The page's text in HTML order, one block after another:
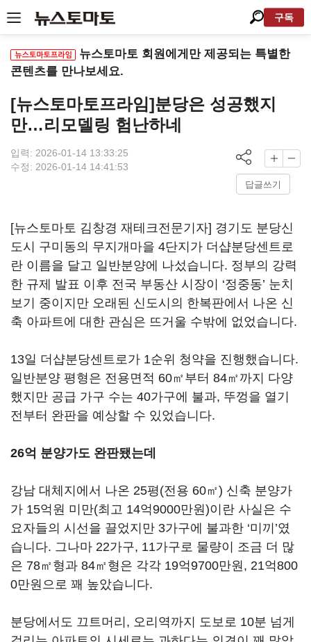
구독
뉴스토마토 회원에게만 제공되는 특별한
콘텐츠를 만나보세요.
[뉴스토마토프라임]분당은 성공했지
만…리모델링 험난하네
입력: 2026-01-14 13:33:25
수정: 2026-01-14 14:41:53
답글쓰기
[뉴스토마토 김창경 재테크전문기자] 경기도 분당신
도시 구미동의 무지개마을 4단지가 더샵분당센트로
란 이름을 달고 일반분양에 나섰습니다. 정부의 강력
한 규제 발표 이후 전국 부동산 시장이 ‘정중동’ 눈치
보기 중이지만 오래된 신도시의 한복판에서 나온 신
축 아파트에 대한 관심은 뜨거울 수밖에 없었습니다.
13일 더샵분당센트로가 1순위 청약을 진행했습니다.
일반분양 평형은 전용면적 60㎡부터 84㎡까지 다양
했지만 공급 가구 수는 40가구에 불과, 뚜껑을 열기
전부터 완판을 예상할 수 있었습니다.
26억 분양가도 완판됐는데
강남 대체지에서 나온 25평(전용 60㎡) 신축 분양가
가 15억원 미만(최고 14억9000만원)이란 사실은 수
요자들의 시선을 끌었지만 3가구에 불과한 ‘미끼’였
습니다. 그나마 22가구, 11가구로 물량이 조금 더 많
은 78㎡형과 84㎡형은 각각 19억9700만원, 21억800
0만원으로 꽤 높았습니다.
분당에서도 끄트머리, 오리역까지 도보로 10분 넘게